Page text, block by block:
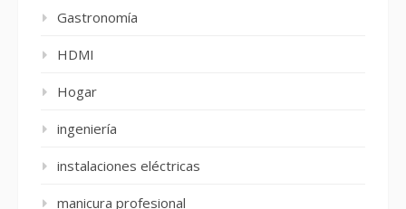
Gastronomía
HDMI
Hogar
ingeniería
instalaciones eléctricas
manicura profesional